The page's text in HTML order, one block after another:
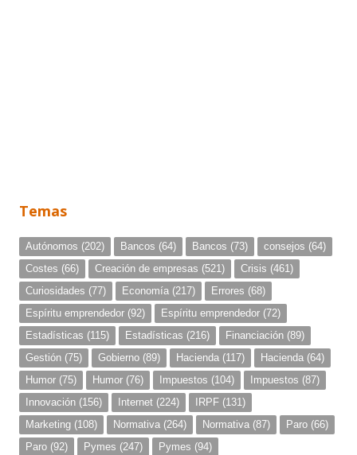
Temas
Autónomos (202) Bancos (64) Bancos (73) consejos (64)
Costes (66) Creación de empresas (521) Crisis (461)
Curiosidades (77) Economía (217) Errores (68)
Espíritu emprendedor (92) Espíritu emprendedor (72)
Estadísticas (115) Estadísticas (216) Financiación (89)
Gestión (75) Gobierno (89) Hacienda (117) Hacienda (64)
Humor (75) Humor (76) Impuestos (104) Impuestos (87)
Innovación (156) Internet (224) IRPF (131)
Marketing (108) Normativa (264) Normativa (87) Paro (66)
Paro (92) Pymes (247) Pymes (94)